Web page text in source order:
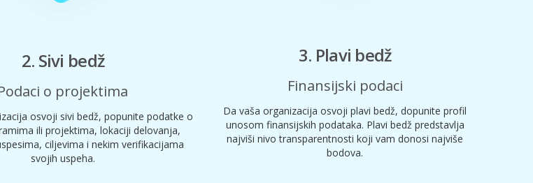
2. Sivi bedž
o projektima
osvoji sivi bedž, popunite podatke o
ili projektima, lokaciji delovanja,
ciljevima i nekim verifikacijama
svojih uspeha.
3. Plavi bedž
Finansijski podaci
Da vaša organizacija osvoji plavi bedž, dopunite profil
unosom finansijskih podataka. Plavi bedž predstavlja
najviši nivo transparentnosti koji vam donosi najviše
bodova.